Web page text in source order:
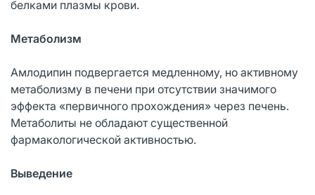
белками плазмы крови.
Метаболизм
Амлодипин подвергается медленному, но активному
метаболизму в печени при отсутствии значимого
эффекта «первичного прохождения» через печень.
Метаболиты не обладают существенной
фармакологической активностью.
Выведение